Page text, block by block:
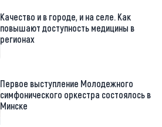
Качество и в городе, и на селе. Как
повышают доступность медицины в
регионах
Первое выступление Молодежного
симфонического оркестра состоялось в
Минске